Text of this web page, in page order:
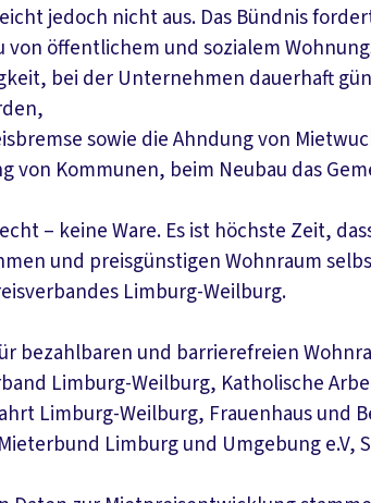
jedoch nicht aus. Das Bündnis
von öffentlichem und sozialem
bei der Unternehmen dauerhaft
sowie die Ahndung von
von Kommunen, beim Neubau das
– keine Ware. Es ist höchste Zeit,
und preisgünstigen Wohnraum
Limburg-Weilburg.
bezahlbaren und barrierefreien
Limburg-Weilburg, Katholische
Limburg-Weilburg, Frauenhaus und
Limburg und Umgebung e.V,